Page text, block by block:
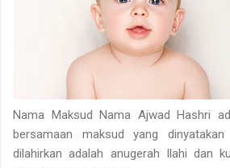
Nama Maksud Nama Ajwad Hashri
bersamaan maksud yang
dilahirkan adalah anugerah Ilahi dan